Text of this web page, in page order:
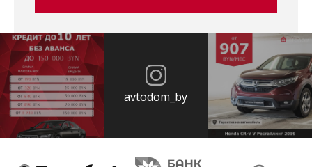
avtodom_by